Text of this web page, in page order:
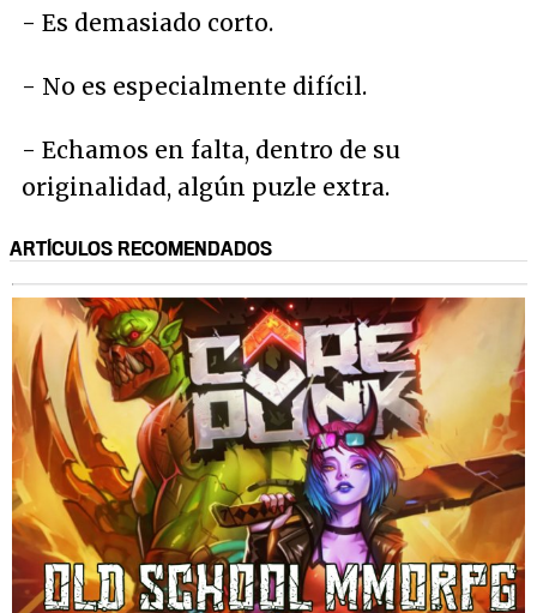
- Es demasiado corto.
- No es especialmente difícil.
- Echamos en falta, dentro de su
originalidad, algún puzle extra.
ARTÍCULOS RECOMENDADOS